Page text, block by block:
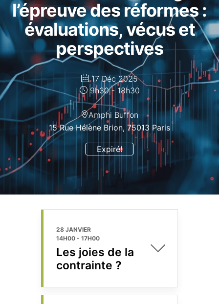
l’épreuve des réformes :
évaluations, vécus et
perspectives
17 Déc 2025
Expiré!
9h30 - 18h30
Amphi Buffon
15 Rue Hélène Brion, 75013 Paris
28 JANVIER
14H00 - 17H00
Les joies de la
contrainte ?